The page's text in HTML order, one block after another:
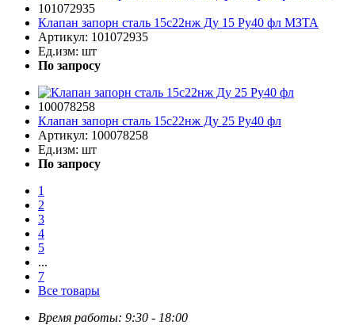
101072935
Клапан запорн сталь 15с22нж Ду 15 Ру40 фл МЗТА
Артикул: 101072935
Ед.изм: шт
По запросу
100078258
Клапан запорн сталь 15с22нж Ду 25 Ру40 фл
Артикул: 100078258
Ед.изм: шт
По запросу
1
2
3
4
5
...
7
Все товары
Время работы: 9:30 - 18:00